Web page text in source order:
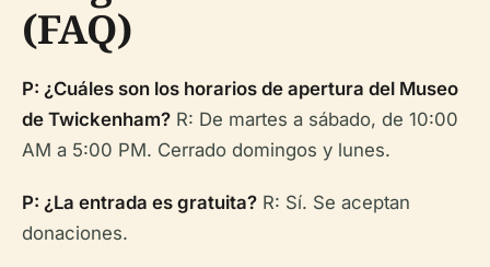
(FAQ)
P: ¿Cuáles son los horarios de apertura del Museo
de Twickenham? R: De martes a sábado, de 10:00
AM a 5:00 PM. Cerrado domingos y lunes.
P: ¿La entrada es gratuita? R: Sí. Se aceptan
donaciones.